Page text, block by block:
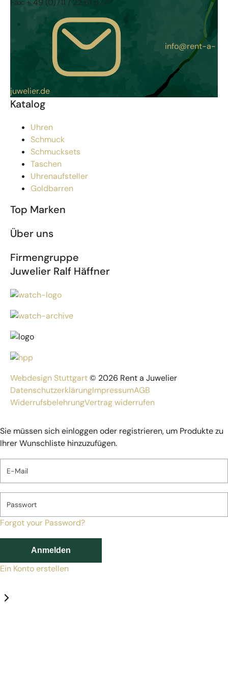
Fax: + 49 (0)711 / 22 61 577
info@rent-a-
juwelier.de
Katalog
Uhren
Schmuck
Schmucksets
Taschen
Uhrenaufsteller
Goldbarren
Top Marken
Über uns
Firmengruppe
Juwelier Ralf Häffner
Webdesign Stuttgart© 2026 Rent a Juwelier
DatenschutzerklärungImpressumAGB
WiderrufsbelehrungVertrag widerrufen
Sie müssen sich einloggen oder registrieren, um Produkte zu
Ihrer Wunschliste hinzuzufügen.
E-Mail
Passwort
Forgot your Password?
Anmelden
Ein Konto erstellen